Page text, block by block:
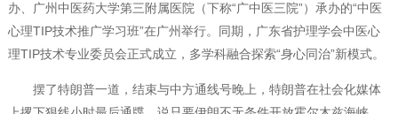
办、广州中医药大学第三附属医院（下称“广中医三院”）承办的“中医
心理TIP技术推广学习班”在广州举行。同期，广东省护理学会中医心
理TIP技术专业委员会正式成立，多学科融合探索“身心同治”新模式。
摆了特朗普一道，结束与中方通线号晚上，特朗普在社会化媒体